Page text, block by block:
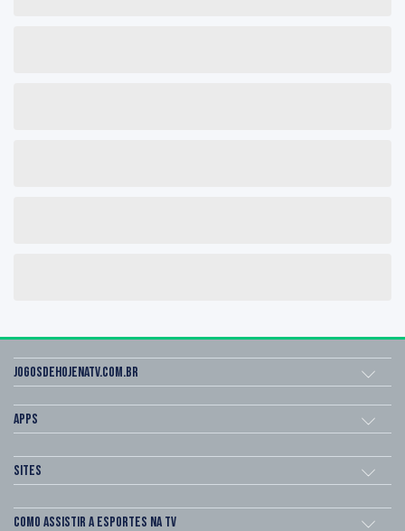
Jogosdehojenatv.com.br
Apps
Sites
Como assistir a esportes na TV